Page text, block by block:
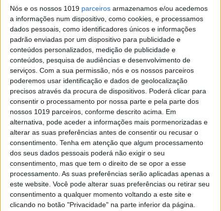
Nós e os nossos 1019 parceiros armazenamos e/ou acedemos
a informações num dispositivo, como cookies, e processamos
dados pessoais, como identificadores únicos e informações
padrão enviadas por um dispositivo para publicidade e
conteúdos personalizados, medição de publicidade e
conteúdos, pesquisa de audiências e desenvolvimento de
serviços. Com a sua permissão, nós e os nossos parceiros
poderemos usar identificação e dados de geolocalização
precisos através da procura de dispositivos. Poderá clicar para
consentir o processamento por nossa parte e pela parte dos
nossos 1019 parceiros, conforme descrito acima. Em
alternativa, pode aceder a informações mais pormenorizadas e
alterar as suas preferências antes de consentir ou recusar o
consentimento. Tenha em atenção que algum processamento
dos seus dados pessoais poderá não exigir o seu
consentimento, mas que tem o direito de se opor a esse
processamento. As suas preferências serão aplicadas apenas a
este website. Você pode alterar suas preferências ou retirar seu
consentimento a qualquer momento voltando a este site e
clicando no botão "Privacidade" na parte inferior da página.
campeão do mundo em título arrancou na
frente do pelotão e rapidamente começou a
construir uma vantagem sobre todos os outros.
Atrás do gaulês,Mattia Guadagniniteve de
se defender dos ataques de Jago Geertsna
fase inicial da prova. Quem não demorou a
juntar-se a eles na luta pelo 2.º posto foi o líder
do campeonato,Maxime Renaux.
Continuar a ler
Campeonato Mundial Motocross
GP França
Jago Geerts
Lacapelle Marival
Mattia Guadagnini
Maxime Renaux
MX2
Rene Hofer